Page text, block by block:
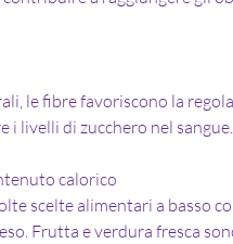
le fibre favoriscono la
i livelli di zucchero nel sangue.
calorico
scelte alimentari a basso
Frutta e verdura fresca